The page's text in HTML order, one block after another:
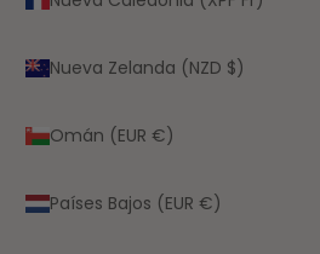
Nueva Zelanda (NZD $)
Omán (EUR €)
Países Bajos (EUR €)